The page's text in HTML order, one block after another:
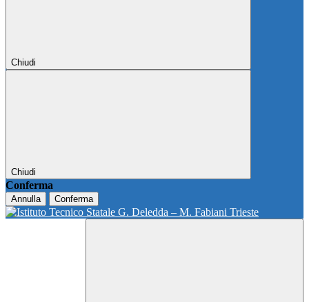
Chiudi
Chiudi
Conferma
Annulla Conferma